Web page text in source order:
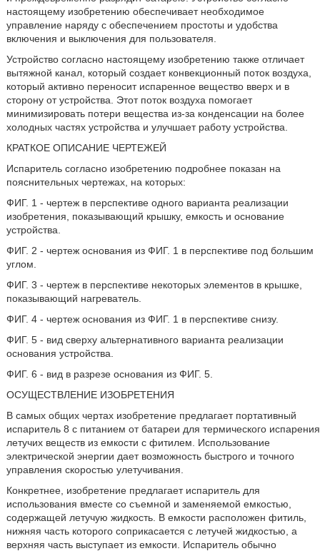
настоящему изобретению обеспечивает необходимое
управление наряду с обеспечением простоты и удобства
включения и выключения для пользователя.
Устройство согласно настоящему изобретению также отличает
вытяжной канал, который создает конвекционный поток воздуха,
который активно переносит испаренное вещество вверх и в
сторону от устройства. Этот поток воздуха помогает
минимизировать потери вещества из-за конденсации на более
холодных частях устройства и улучшает работу устройства.
КРАТКОЕ ОПИСАНИЕ ЧЕРТЕЖЕЙ
Испаритель согласно изобретению подробнее показан на
пояснительных чертежах, на которых:
ФИГ. 1 - чертеж в перспективе одного варианта реализации
изобретения, показывающий крышку, емкость и основание
устройства.
ФИГ. 2 - чертеж основания из ФИГ. 1 в перспективе под большим
углом.
ФИГ. 3 - чертеж в перспективе некоторых элементов в крышке,
показывающий нагреватель.
ФИГ. 4 - чертеж основания из ФИГ. 1 в перспективе снизу.
ФИГ. 5 - вид сверху альтернативного варианта реализации
основания устройства.
ФИГ. 6 - вид в разрезе основания из ФИГ. 5.
ОСУЩЕСТВЛЕНИЕ ИЗОБРЕТЕНИЯ
В самых общих чертах изобретение предлагает портативный
испаритель 8 с питанием от батареи для термического испарения
летучих веществ из емкости с фитилем. Использование
электрической энергии дает возможность быстрого и точного
управления скоростью улетучивания.
Конкретнее, изобретение предлагает испаритель для
использования вместе со съемной и заменяемой емкостью,
содержащей летучую жидкость. В емкости расположен фитиль,
нижняя часть которого соприкасается с летучей жидкостью, а
верхняя часть выступает из емкости. Испаритель обычно